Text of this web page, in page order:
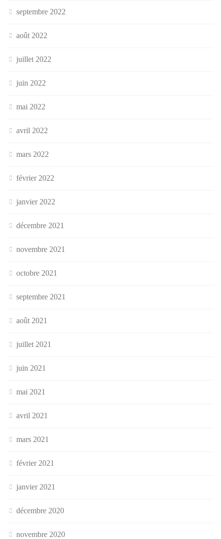
septembre 2022
août 2022
juillet 2022
juin 2022
mai 2022
avril 2022
mars 2022
février 2022
janvier 2022
décembre 2021
novembre 2021
octobre 2021
septembre 2021
août 2021
juillet 2021
juin 2021
mai 2021
avril 2021
mars 2021
février 2021
janvier 2021
décembre 2020
novembre 2020